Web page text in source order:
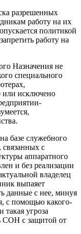
разрешенных
работу на их
политикой
работу на
Назначения не
специального
или исключено
базе служебного
связанных с
аппаратного
и без реализации
владелец
выпаяет
данные с нее, минуя
с помощью какого-
такая угроза
СОН с защитой от